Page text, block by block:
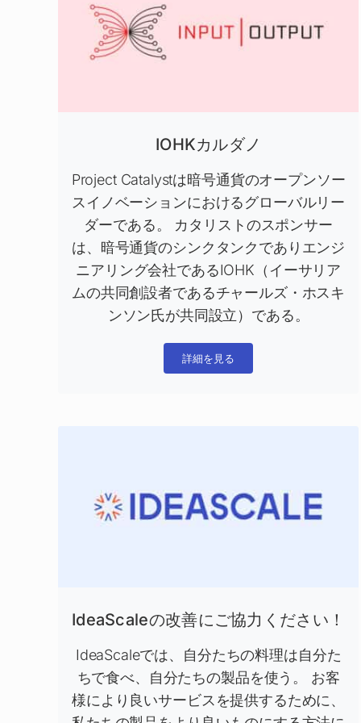
IOHKカルダノ
Project Catalystは暗号通貨のオープンソー
スイノベーションにおけるグローバルリー
ダーである。 カタリストのスポンサー
は、暗号通貨のシンクタンクでありエンジ
ニアリング会社であるIOHK（イーサリア
ムの共同創設者であるチャールズ・ホスキ
ンソン氏が共同設立）である。
詳細を見る
IdeaScaleの改善にご協力ください！
IdeaScaleでは、自分たちの料理は自分た
ちで食べ、自分たちの製品を使う。 お客
様により良いサービスを提供するために、